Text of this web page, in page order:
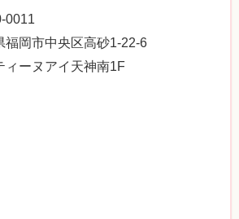
0011
福岡市中央区高砂1-22-6
ィーヌアイ天神南1F